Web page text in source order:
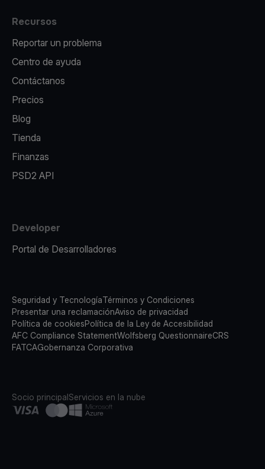
Recursos
Reportar un problema
Centro de ayuda
Contáctanos
Precios
Blog
Tienda
Finanzas
PSD2 API
Developer
Portal de Desarrolladores
Seguridad y TecnologíaTérminos y Condiciones
Presentar una reclamaciónAviso de privacidad
Política de cookiesPolítica de la Ley de Accesibilidad
AFC Compliance StatementWolfsberg QuestionnaireCRS
FATCAGobernanza Corporativa
Socio principalServicios en la nube